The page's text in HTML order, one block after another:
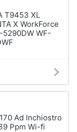
T9453 XL
X WorkForce
5290DW WF-
Ad Inchiostro
Ppm Wi-fi